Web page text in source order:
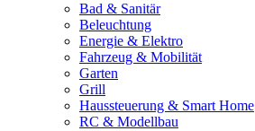
Bad & Sanitär
Beleuchtung
Energie & Elektro
Fahrzeug & Mobilität
Garten
Grill
Haussteuerung & Smart Home
RC & Modellbau